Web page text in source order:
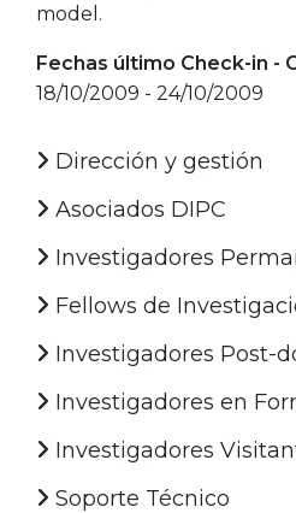
model.
Fechas último Check-in -
18/10/2009 - 24/10/2009
Dirección y gestión
Asociados DIPC
Investigadores
Fellows de
Investigadores Post-
Investigadores en
Investigadores
Soporte Técnico